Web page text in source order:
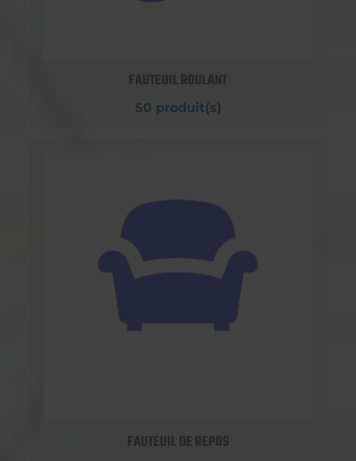
FAUTEUIL ROULANT
50 produit(s)
FAUTEUIL DE REPOS